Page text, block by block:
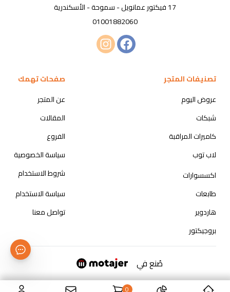
17 فيكتور عمانويل - سموحة - الأسكندرية
01001882060
تصنيفات المتجر
عروض اليوم
شبكات
كاميرات المراقبة
لاب توب
اكسسوارات
طابعات
هاردوير
بروجيكتور
صفحات تهمك
عن المتجر
المقالات
الفروع
سياسة الخصوصية
شروط الاستخدام
سياسة الاستخدام
تواصل معنا
صُنع في
0